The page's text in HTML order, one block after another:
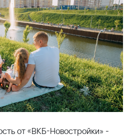
от «ВКБ-Новостройки» -